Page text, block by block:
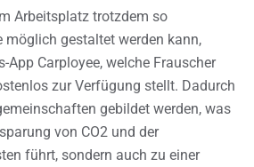
Arbeitsplatz trotzdem so
gestaltet werden kann,
App Carployee, welche Frauscher
zur Verfügung stellt. Dadurch
gebildet werden, was
von CO2 und der
führt, sondern auch zu einer